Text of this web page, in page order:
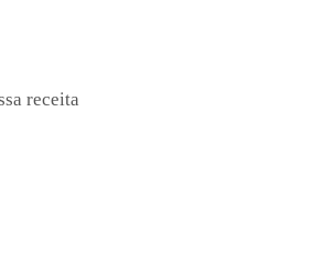
receita